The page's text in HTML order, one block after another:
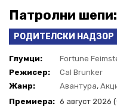
Патролни
РОДИТЕЛСКИ НАДЗОР
Глумци: Fortune
Режисер:
Cal Brunker
Жанр:
Авантура,
фантастика Семеен
Премиера: 6 август 2026